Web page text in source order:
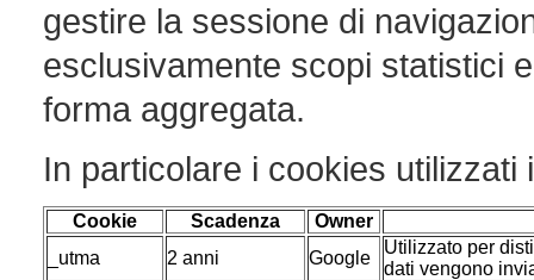
gestire la sessione di
esclusivamente scopi statistici
forma aggregata.
In particolare i cookies utilizzati
Cookie Scadenza
Owner
_utma
2 anni Google
Utilizzato per
dati vengono